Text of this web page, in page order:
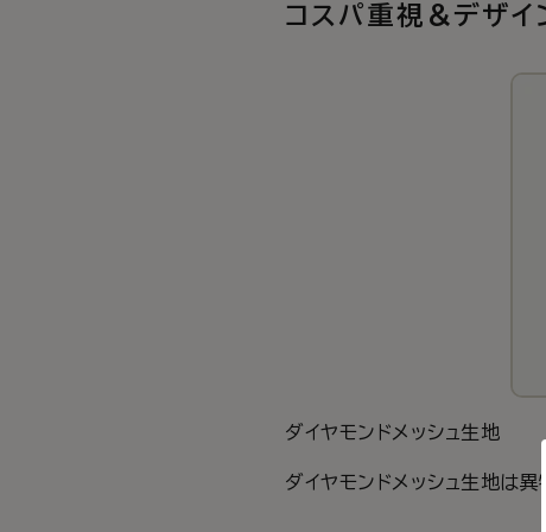
コスパ重視＆デザイ
ダイヤモンドメッシュ生地
ダイヤモンドメッシュ生地は